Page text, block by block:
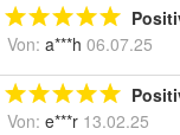
Von: a***h 06.07.25
Von: e***r 13.02.25